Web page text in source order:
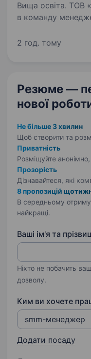
Вища освіта. ТОВ «Нутрімін Україна» шукає
в команду
року. Впевнений користувач ПК. Володіння
2 год. тому
Резюме —
нової
Не більше 3 хвилин
Щоб створити та
Приватність
Розміщуйте анонімно,
Прозорість
Дізнавайтеся, які
8 пропозицій
В середньому
найкращі.
Ваші ім'я та
Ніхто не побачить
дозволу.
Ким ви хочете
Додати посаду